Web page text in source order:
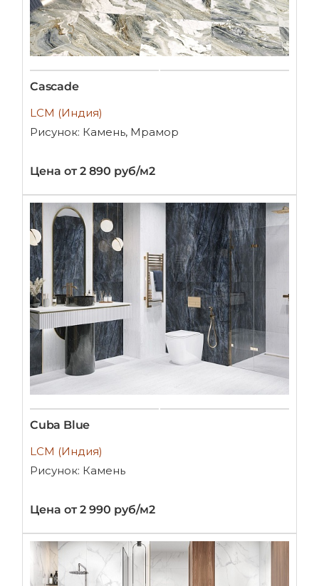
Cascade
LCM (Индия)
Рисунок: Камень, Мрамор
Цена от 2 890 руб/м2
Cuba Blue
LCM (Индия)
Рисунок: Камень
Цена от 2 990 руб/м2